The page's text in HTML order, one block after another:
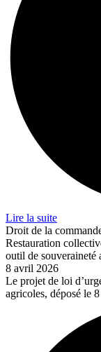
Lire la suite
Droit de la
Restauration
outil de souveraineté
8 avril 2026
Le projet de loi
agricoles, déposé le